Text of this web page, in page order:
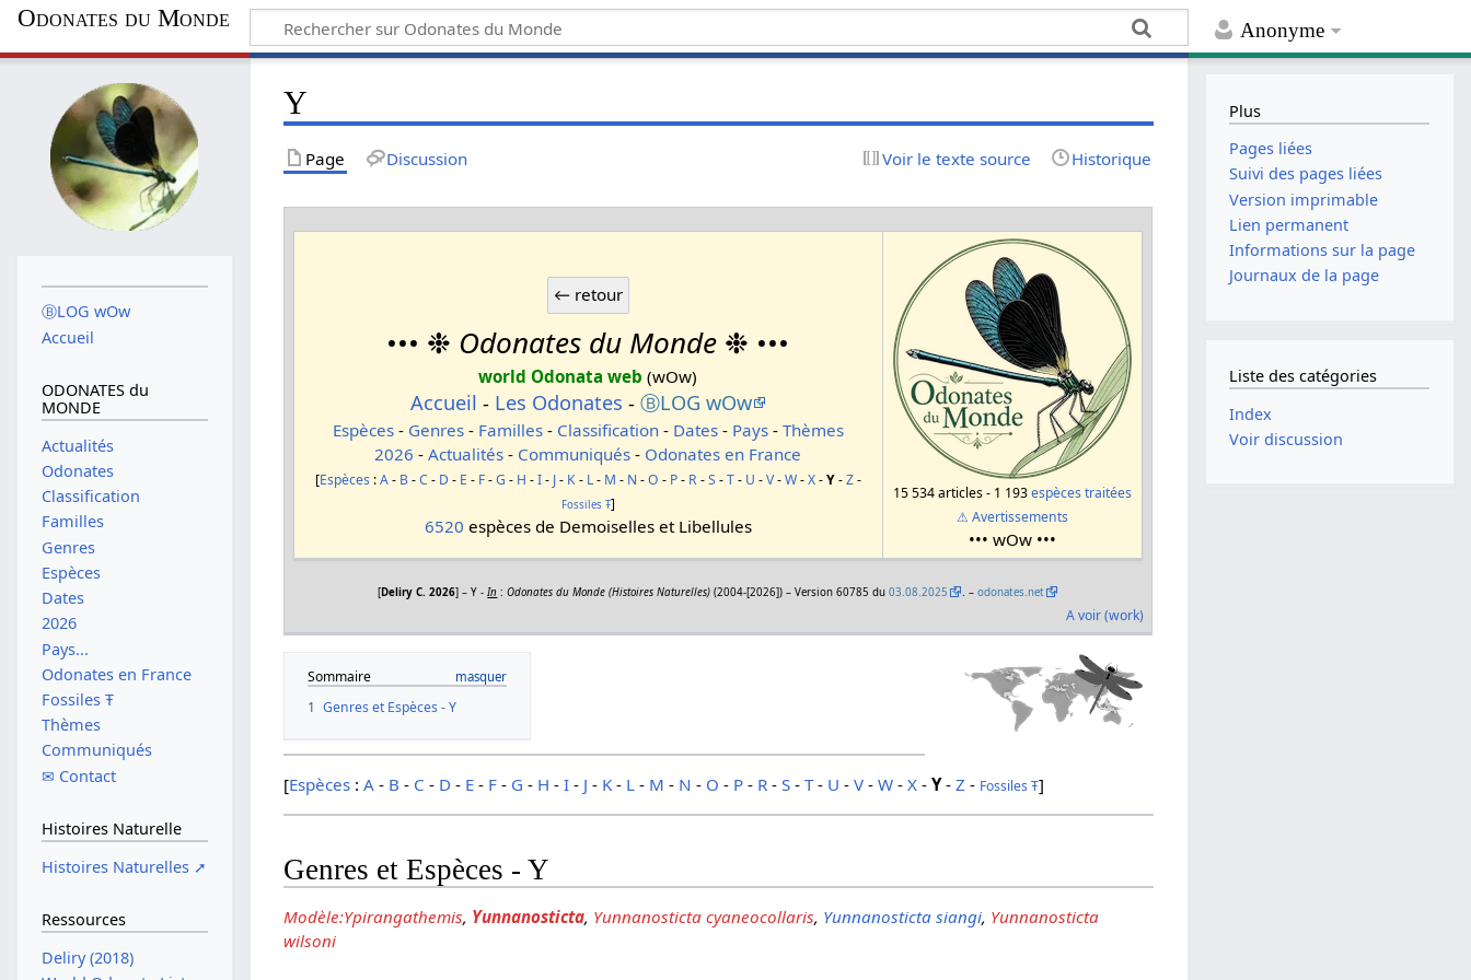
Anonyme
Odonates du Monde
Y
Page Discussion Voir le texte source Historique
••• ❉ Odonates du Monde ❉ •••
world Odonata web (wOw)
Accueil - Les Odonates - ⒷLOG wOw
Espèces- Genres- Familles- Classification- Dates- Pays- Thèmes
2026 -Actualités - Communiqués - Odonates en France
[Espèces:A- B-C- D - E - F-G - H -I- J- K- L- M - N -O - P- R-S -T- U -V-W-X-Y-Z-
Fossiles Ŧ]
6520 espèces de Demoiselles et Libellules
15 534 articles - 1 193espèces traitées
⚠ Avertissements
••• wOw •••
[Deliry C. 2026] – Y -In :Odonates du Monde (Histoires Naturelles) (2004-[2026]) – Version 60785 du03.08.2025 . –odonates.net
A voir (work)
Sommaire
1 Genres et Espèces - Y
[Espèces :A - B - C - D - E - F - G - H -I - J - K - L - M - N - O - P - R -S -T- U -V -W -X -Y-Z - FossilesŦ]
Genres et Espèces - Y
Modèle:Ypirangathemis, Yunnanosticta, Yunnanosticta cyaneocollaris, Yunnanosticta siangi, Yunnanosticta
wilsoni
ⒷLOG wOw
Accueil
ODONATES du
MONDE
Actualités
Odonates
Classification
Familles
Genres
Espèces
Dates
2026
Pays...
Odonates en France
Fossiles Ŧ
Thèmes
Communiqués
✉ Contact
Histoires Naturelle
Histoires Naturelles ➚
Ressources
Deliry (2018)
Plus
Pages liées
Suivi des pages liées
Version imprimable
Lien permanent
Informations sur la page
Journaux de la page
Liste des catégories
Index
Voir discussion